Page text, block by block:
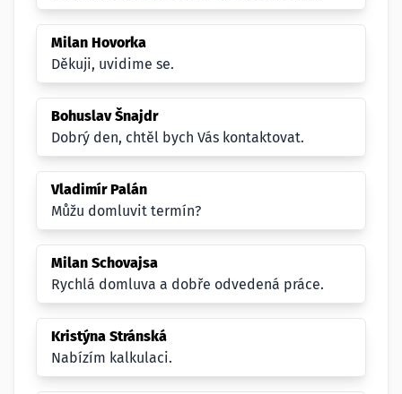
Milan Hovorka
Děkuji, uvidime se.
Bohuslav Šnajdr
Dobrý den, chtěl bych Vás kontaktovat.
Vladimír Palán
Můžu domluvit termín?
Milan Schovajsa
Rychlá domluva a dobře odvedená práce.
Kristýna Stránská
Nabízím kalkulaci.